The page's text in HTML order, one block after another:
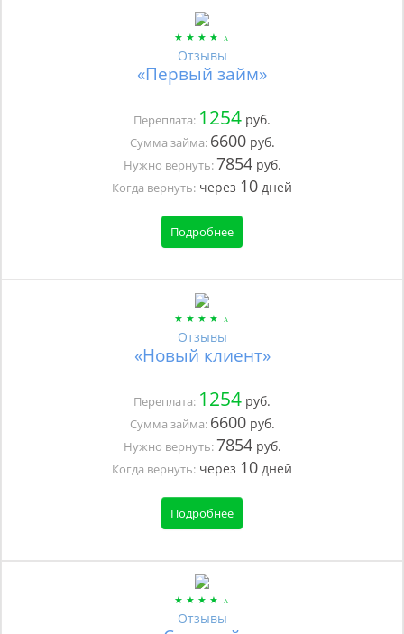
Отзывы
«Первый займ»
Переплата: 1254 руб.
Сумма займа: 6600руб.
Нужно вернуть:7854руб.
Когда вернуть: через 10 дней
Подробнее
Отзывы
«Новый клиент»
Переплата: 1254 руб.
Сумма займа: 6600руб.
Нужно вернуть:7854руб.
Когда вернуть: через 10 дней
Подробнее
Отзывы